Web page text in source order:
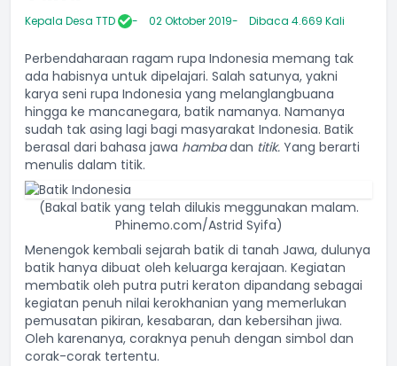
Kepala Desa TTD 02 Oktober 2019 Dibaca 4.669 Kali
Perbendaharaan ragam rupa Indonesia memang tak
ada habisnya untuk dipelajari. Salah satunya, yakni
karya seni rupa Indonesia yang melanglangbuana
hingga ke mancanegara, batik namanya. Namanya
sudah tak asing lagi bagi masyarakat Indonesia. Batik
berasal dari bahasa jawa hambadan titik. Yang berarti
menulis dalam titik.
(Bakal batik yang telah dilukis meggunakan malam.
Phinemo.com/Astrid Syifa)
Menengok kembali sejarah batik di tanah Jawa, dulunya
batik hanya dibuat oleh keluarga kerajaan. Kegiatan
membatik oleh putra putri keraton dipandang sebagai
kegiatan penuh nilai kerokhanian yang memerlukan
pemusatan pikiran, kesabaran, dan kebersihan jiwa.
Oleh karenanya, coraknya penuh dengan simbol dan
corak-corak tertentu.